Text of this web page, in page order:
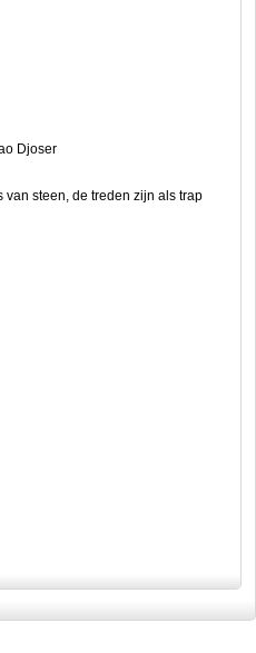
Djoser
van steen, de treden zijn als trap